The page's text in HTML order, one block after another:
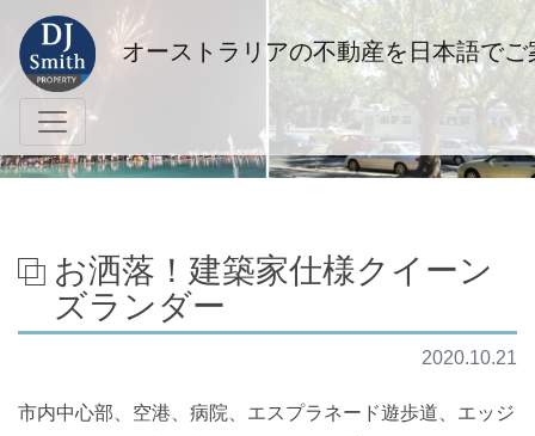
オーストラリアの不動産を日本語でご
お洒落！建築家仕様クイーン
ズランダー
2020.10.21
市内中心部、空港、病院、エスプラネード遊歩道、エッジ